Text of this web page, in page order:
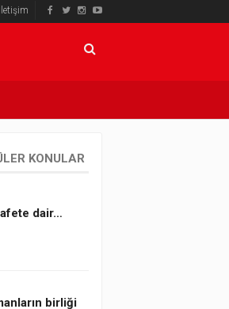
İletişim
KONULAR
dair…
birliği